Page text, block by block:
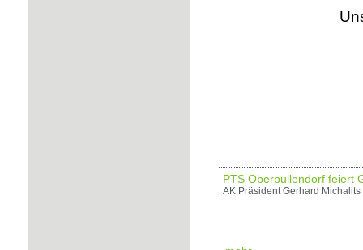
PTS Oberpullendorf feiert
AK Präsident Gerhard Michalits